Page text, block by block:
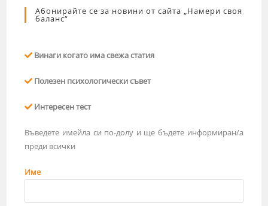
Абонирайте се за новини от сайта „Намери своя
баланс“
Винаги когато има свежа статия
Полезен психологически съвет
Интересен тест
Въведете имейла си по-долу и ще бъдете информиран/а
преди всички
Име